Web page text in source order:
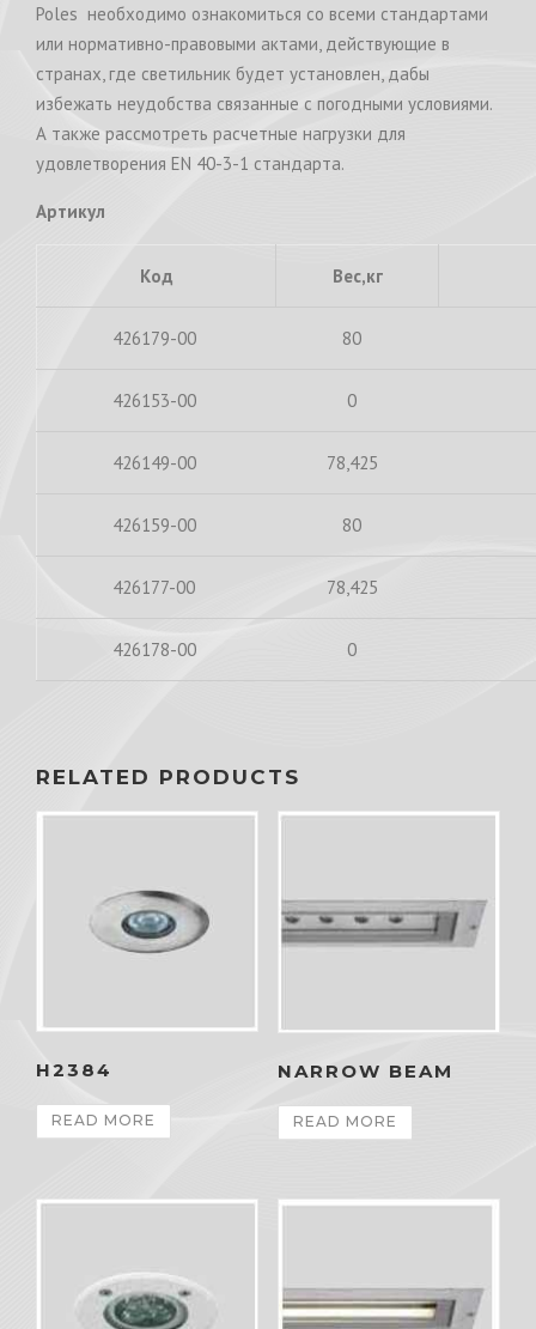
Poles необходимо ознакомиться со всеми стандартами
или нормативно-правовыми актами, действующие в
странах, где светильник будет установлен, дабы
избежать неудобства связанные с погодными условиями.
А также рассмотреть расчетные нагрузки для
удовлетворения EN 40-3-1 стандарта.
Артикул
Код Вес,кг
426179-00 80
426153-00 0
426149-00 78,425
426159-00 80
426177-00 78,425
426178-00 0
RELATED PRODUCTS
H2384
READ MORE
NARROW BEAM
READ MORE